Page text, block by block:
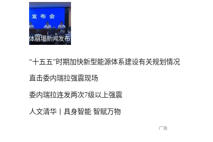
“十五五”时期加快新型能源体系建设有关规划情况
直击委内瑞拉强震现场
委内瑞拉连发两次7级以上强震
人文清华丨具身智能 智赋万物